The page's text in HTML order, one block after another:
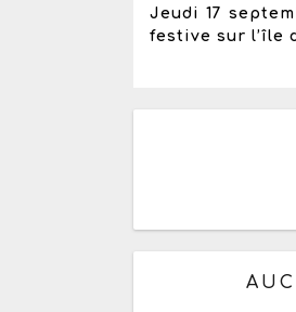
Jeudi 17
festive sur l’île